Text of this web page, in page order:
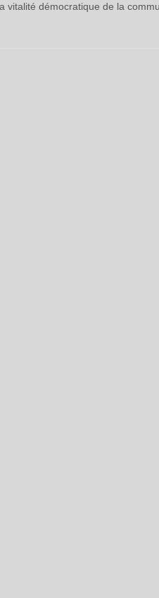
démocratique de la